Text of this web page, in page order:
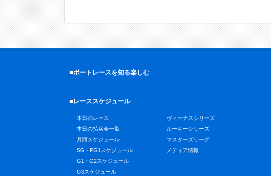
■ボートレースを知る楽しむ
■レーススケジュール
本日のレース
本日の払戻金一覧
月間スケジュール
SG・PG1スケジュール
G1・G2スケジュール
G3スケジュール
ヴィーナスシリーズ
ルーキーシリーズ
マスターズリーグ
メディア情報